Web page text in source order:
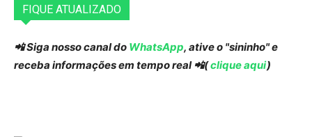
FIQUE ATUALIZADO
📲 Siga nosso canal do WhatsApp, ative o "sininho" e
receba informações em tempo real 📲(clique aqui)